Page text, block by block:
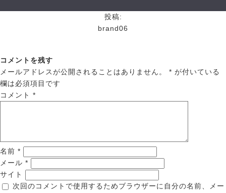
投稿:
brand06
コメントを残す
メールアドレスが公開されることはありません。
* が付いている
欄は必須項目です
コメント *
名前 *
メール *
サイト
次回のコメントで使用するためブラウザーに自分の名前、メー